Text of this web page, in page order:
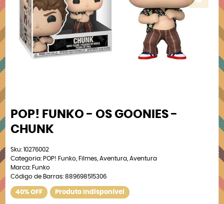
POP! FUNKO - OS GOONIES -
CHUNK
Sku: 10276002
Categoria: POP! Funko Filmes Aventura Aventura
Marca: Funko
Código de Barras: 889698515306
40% OFF Produto Indisponível